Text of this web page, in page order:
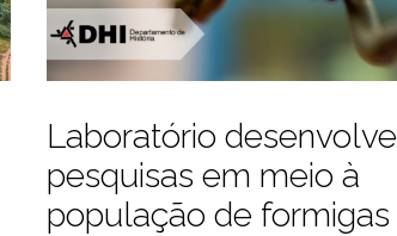
Laboratório desenvolve
pesquisas em meio à
população de formigas